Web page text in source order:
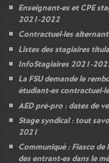
Enseignant-es etCPE
2021-2022
Contractuel-les
Listes des stagiaires
InfoStagiaires 2021-
La FSUdemande le
étudiant-es contractuel-
AEDpré-pro : dates de
Stage syndical : tout
2021
Communiqué : Fiasco
des entrant-es dans le